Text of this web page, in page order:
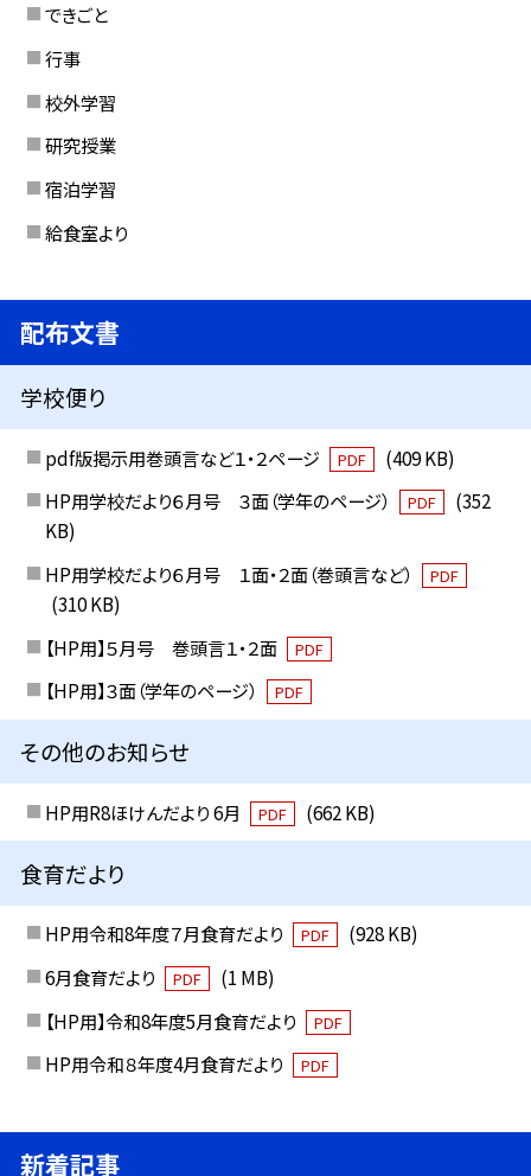
できごと
行事
校外学習
研究授業
宿泊学習
給食室より
配布文書
学校便り
pdf版掲示用巻頭言など１・２ページ PDF
(409 KB)
HP用学校だより６月号 ３面（学年のページ）
PDF
(352
KB)
HP用学校だより６月号 １面・２面（巻頭言など）
PDF
(310 KB)
【HP用】５月号 巻頭言１・２面
PDF
【HP用】３面（学年のページ） PDF
その他のお知らせ
HP用R8ほけんだより 6月 PDF (662 KB)
食育だより
HP用令和8年度７月食育だより PDF
(928 KB)
6月食育だより
PDF
(1 MB)
【HP用】令和8年度5月食育だより
PDF
HP用令和８年度4月食育だより PDF
新着記事